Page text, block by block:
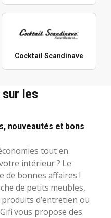
Cocktail Scandinave
les
nouveautés et bons
tout en
intérieur ? Le
de bonnes affaires !
de petits meubles,
d’entretien ou
vous propose des